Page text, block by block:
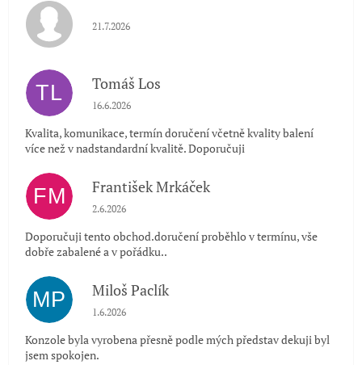
Hodnocení obchodu je 5 z 5 hvězdiček.
21.7.2026
TL Tomáš Los
Hodnocení obchodu je 5 z 5 hvězdiček.
16.6.2026
Kvalita, komunikace, termín doručení včetně kvality balení
více než v nadstandardní kvalitě. Doporučuji
FM František Mrkáček
Hodnocení obchodu je 5 z 5 hvězdiček.
2.6.2026
Doporučuji tento obchod.doručení proběhlo v termínu, vše
dobře zabalené a v pořádku..
MP Miloš Paclík
Hodnocení obchodu je 5 z 5 hvězdiček.
1.6.2026
Konzole byla vyrobena přesně podle mých představ dekuji byl
jsem spokojen.